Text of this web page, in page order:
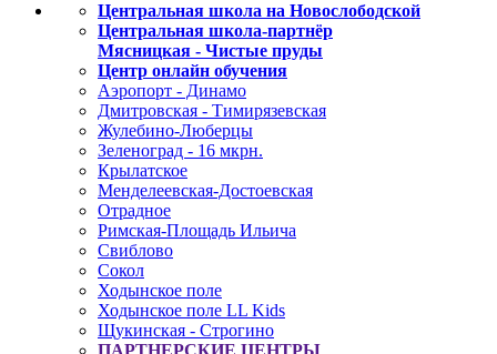
Центральная школа на Новослободской
Центральная школа-партнёр
Мясницкая - Чистые пруды
Центр онлайн обучения
Аэропорт - Динамо
Дмитровская - Тимирязевская
Жулебино-Люберцы
Зеленоград - 16 мкрн.
Крылатское
Менделеевская-Достоевская
Отрадное
Римская-Площадь Ильича
Свиблово
Сокол
Ходынское поле
Ходынское поле LL Kids
Щукинская - Строгино